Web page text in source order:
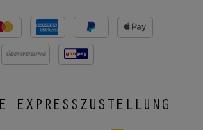
ÜBERWEISUNG
EXPRESSZUSTELLUNG